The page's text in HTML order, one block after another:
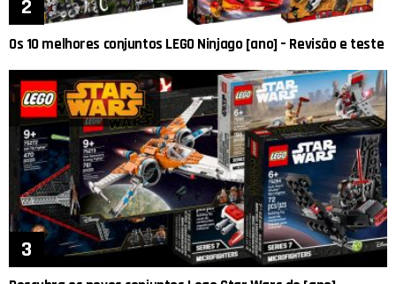
Os 10 melhores conjuntos LEGO Ninjago [ano] – Revisão e teste